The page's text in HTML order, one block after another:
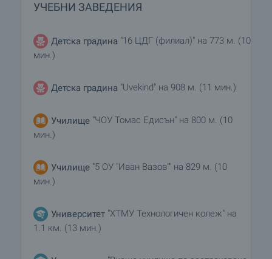
УЧЕБНИ ЗАВЕДЕНИЯ
Детска градина "16 ЦДГ (филиал)" на 773 м. (10
мин.)
Детска градина "Uvekind" на 908 м. (11 мин.)
Училище "ЧОУ Томас Едисън" на 800 м. (10
мин.)
Училище "5 ОУ "Иван Вазов"" на 829 м. (10
мин.)
Университет "ХТМУ Технологичен колеж" на
1.1 км. (13 мин.)